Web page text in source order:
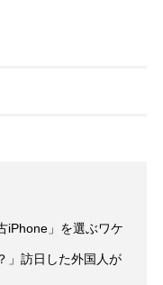
iPhone」を選ぶワケ
」訪日した外国人が